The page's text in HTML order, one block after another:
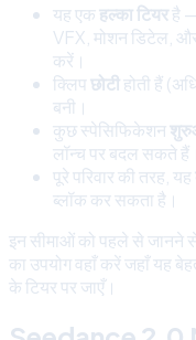
यह एकहल्का टियरहै
VFX, मोशन डिटेल, और
करें।
क्लिपछोटीहोती हैं
बनी।
कुछ स्पेसिफिकेशन
लॉन्च पर बदल सकते हैं।
पूरे परिवार की तरह, यह
ब्लॉक कर सकता है।
इन सीमाओं को पहले से
का उपयोग वहाँ करें जहाँ यह
के टियर पर जाएँ।